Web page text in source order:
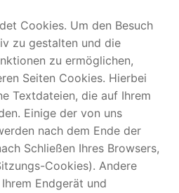
Cookies. Um den Besuch
zu gestalten und die
zu ermöglichen,
Seiten Cookies. Hierbei
Textdateien, die auf Ihrem
Einige der von uns
nach dem Ende der
Schließen Ihres Browsers,
Cookies). Andere
Endgerät und